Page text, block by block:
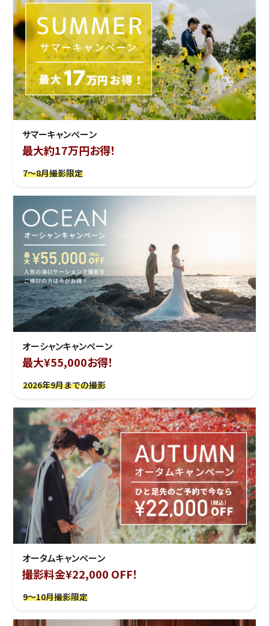
サマーキャンペーン
最大約17万円お得！
7～8月撮影限定
オーシャンキャンペーン
最大¥55,000お得！
2026年9月までの撮影
オータムキャンペーン
撮影料金¥22,000 OFF！
9～10月撮影限定